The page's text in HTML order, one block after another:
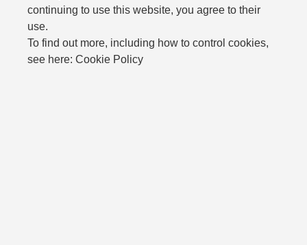
continuing to use this website, you agree to their
use.
To find out more, including how to control cookies,
see here: Cookie Policy